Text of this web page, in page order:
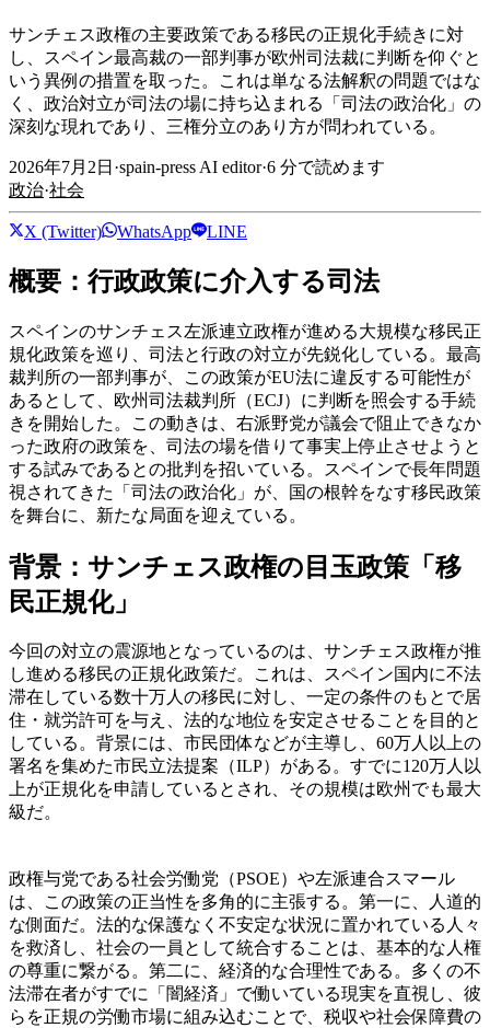
サンチェス政権の主要政策である移民の正規化手続きに対
し、スペイン最高裁の一部判事が欧州司法裁に判断を仰ぐと
いう異例の措置を取った。これは単なる法解釈の問題ではな
く、政治対立が司法の場に持ち込まれる「司法の政治化」の
深刻な現れであり、三権分立のあり方が問われている。
2026年7月2日 ·spain-press AI editor·6 分で読めます
政治·社会
X (Twitter) WhatsApp LINE
概要：行政政策に介入する司法
スペインのサンチェス左派連立政権が進める大規模な移民正
規化政策を巡り、司法と行政の対立が先鋭化している。最高
裁判所の一部判事が、この政策がEU法に違反する可能性が
あるとして、欧州司法裁判所（ECJ）に判断を照会する手続
きを開始した。この動きは、右派野党が議会で阻止できなか
った政府の政策を、司法の場を借りて事実上停止させようと
する試みであるとの批判を招いている。スペインで長年問題
視されてきた「司法の政治化」が、国の根幹をなす移民政策
を舞台に、新たな局面を迎えている。
背景：サンチェス政権の目玉政策「移
民正規化」
今回の対立の震源地となっているのは、サンチェス政権が推
し進める移民の正規化政策だ。これは、スペイン国内に不法
滞在している数十万人の移民に対し、一定の条件のもとで居
住・就労許可を与え、法的な地位を安定させることを目的と
している。背景には、市民団体などが主導し、60万人以上の
署名を集めた市民立法提案（ILP）がある。すでに120万人以
上が正規化を申請しているとされ、その規模は欧州でも最大
級だ。
政権与党である社会労働党（PSOE）や左派連合スマール
は、この政策の正当性を多角的に主張する。第一に、人道的
な側面だ。法的な保護なく不安定な状況に置かれている人々
を救済し、社会の一員として統合することは、基本的な人権
の尊重に繋がる。第二に、経済的な合理性である。多くの不
法滞在者がすでに「闇経済」で働いている現実を直視し、彼
らを正規の労働市場に組み込むことで、税収や社会保障費の